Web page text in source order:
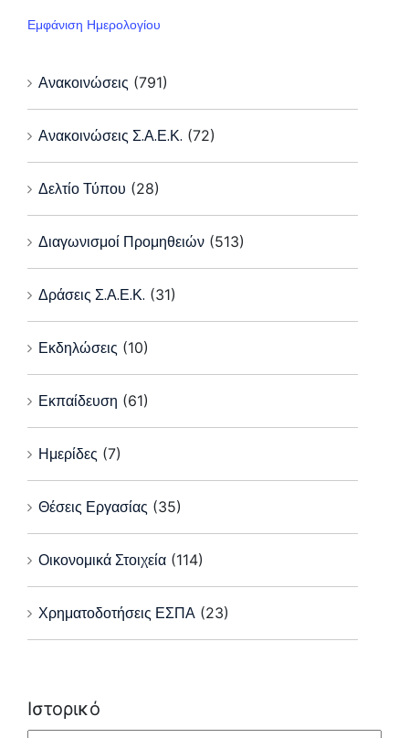
Εμφάνιση Ημερολογίου
Ανακοινώσεις (791)
Ανακοινώσεις Σ.Α.Ε.Κ. (72)
Δελτίο Τύπου (28)
Διαγωνισμοί Προμηθειών (513)
Δράσεις Σ.Α.Ε.Κ. (31)
Εκδηλώσεις (10)
Εκπαίδευση (61)
Ημερίδες (7)
Θέσεις Εργασίας (35)
Οικονομικά Στοιχεία (114)
Χρηματοδοτήσεις ΕΣΠΑ (23)
Ιστορικό